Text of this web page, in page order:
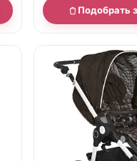
Подобрать